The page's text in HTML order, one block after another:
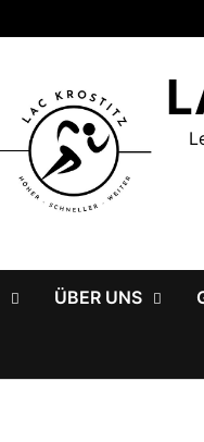
ÜBER UNS